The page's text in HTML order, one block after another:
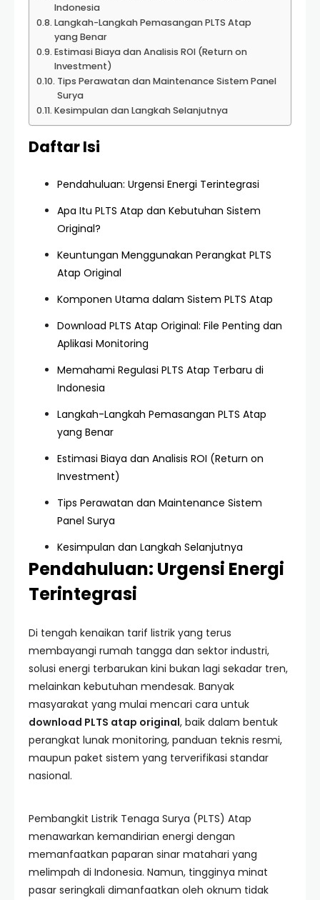
Indonesia
Langkah-Langkah Pemasangan PLTS Atap
yang Benar
Estimasi Biaya dan Analisis ROI (Return on
Investment)
Tips Perawatan dan Maintenance Sistem Panel
Surya
Kesimpulan dan Langkah Selanjutnya
Daftar Isi
Pendahuluan: Urgensi Energi Terintegrasi
Apa Itu PLTS Atap dan Kebutuhan Sistem
Original?
Keuntungan Menggunakan Perangkat PLTS
Atap Original
Komponen Utama dalam Sistem PLTS Atap
Download PLTS Atap Original: File Penting dan
Aplikasi Monitoring
Memahami Regulasi PLTS Atap Terbaru di
Indonesia
Langkah-Langkah Pemasangan PLTS Atap
yang Benar
Estimasi Biaya dan Analisis ROI (Return on
Investment)
Tips Perawatan dan Maintenance Sistem
Panel Surya
Kesimpulan dan Langkah Selanjutnya
Pendahuluan: Urgensi Energi
Terintegrasi
Di tengah kenaikan tarif listrik yang terus
membayangi rumah tangga dan sektor industri,
solusi energi terbarukan kini bukan lagi sekadar tren,
melainkan kebutuhan mendesak. Banyak
masyarakat yang mulai mencari cara untuk
download PLTS atap original, baik dalam bentuk
perangkat lunak monitoring, panduan teknis resmi,
maupun paket sistem yang terverifikasi standar
nasional.
Pembangkit Listrik Tenaga Surya (PLTS) Atap
menawarkan kemandirian energi dengan
memanfaatkan paparan sinar matahari yang
melimpah di Indonesia. Namun, tingginya minat
pasar seringkali dimanfaatkan oleh oknum tidak